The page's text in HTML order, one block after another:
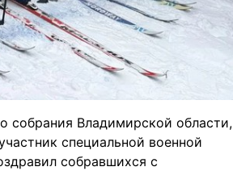
собрания Владимирской области,
специальной военной
собравшихся с